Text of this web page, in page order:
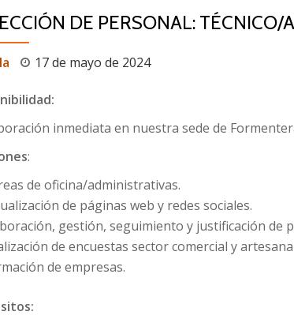
DE PERSONAL: TÉCNICO/A
17 de mayo de 2024
inmediata en nuestra sede de
:
de oficina/administrativas.
de páginas web y redes sociales.
gestión, seguimiento y justificación de
de encuestas sector comercial y
de empresas.